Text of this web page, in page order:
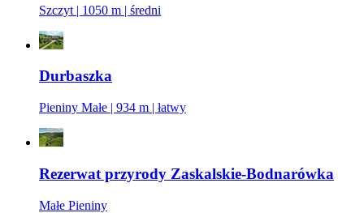
Szczyt | 1050 m | średni
Durbaszka
Pieniny Małe | 934 m | łatwy
Rezerwat przyrody Zaskalskie-Bodnarówka
Małe Pieniny